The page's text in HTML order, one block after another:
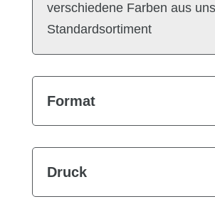
verschiedene Farben aus
Standardsortiment
Format
Druck